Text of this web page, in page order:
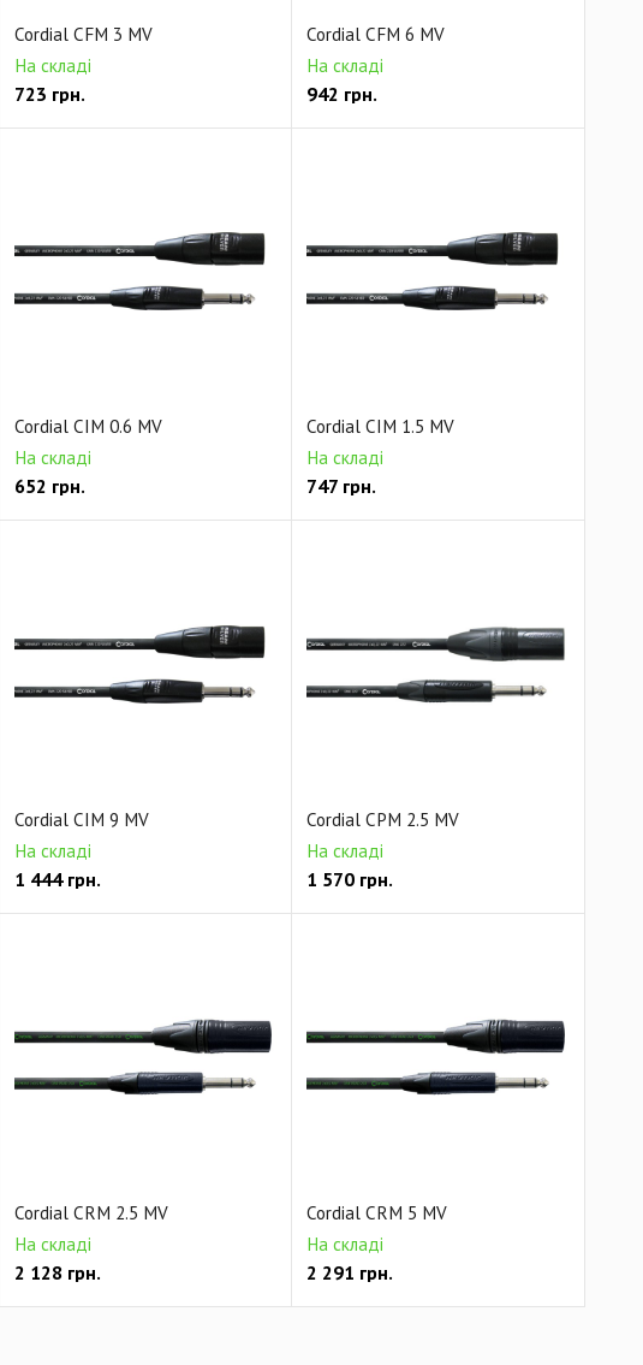
Cordial CFM 3 MV
На складі
723 грн.
Cordial CFM 6 MV
На складі
942 грн.
Cordial CIM 0.6 MV
На складі
652 грн.
Cordial CIM 1.5 MV
На складі
747 грн.
Cordial CIM 9 MV
На складі
1 444грн.
Cordial CPM 2.5 MV
На складі
1 570 грн.
Cordial CRM 2.5 MV
На складі
2 128 грн.
Cordial CRM 5 MV
На складі
2 291 грн.